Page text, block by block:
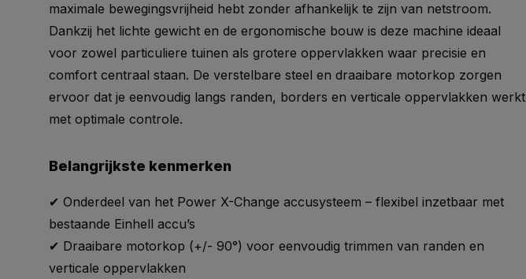
maximale bewegingsvrijheid hebt zonder afhankelijk te zijn van netstroom.
Dankzij het lichte gewicht en de ergonomische bouw is deze machine ideaal
voor zowel particuliere tuinen als grotere oppervlakken waar precisie en
comfort centraal staan. De verstelbare steel en draaibare motorkop zorgen
ervoor dat je eenvoudig langs randen, borders en verticale oppervlakken werkt
met optimale controle.
Belangrijkste kenmerken
✔ Onderdeel van het Power X-Change accusysteem – flexibel inzetbaar met
bestaande Einhell accu’s
✔ Draaibare motorkop (+/- 90°) voor eenvoudig trimmen van randen en
verticale oppervlakken